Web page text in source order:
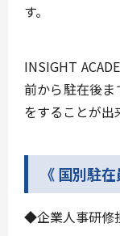
す。
INSIGHT
前から駐在後
をすることが出
《 国別駐
◆企業人事研修